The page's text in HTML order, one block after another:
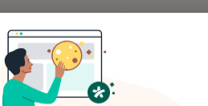
Mikutová